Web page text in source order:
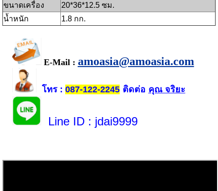
ขนาดเครื่อง
20*36*12.5 ซม.
น้ำหนัก
1.8 กก.
E-Mail : amoasia@amoasia.com
โทร: 087-122-2245ติดต่อ คุณ จริยะ
Line ID : jdai9999